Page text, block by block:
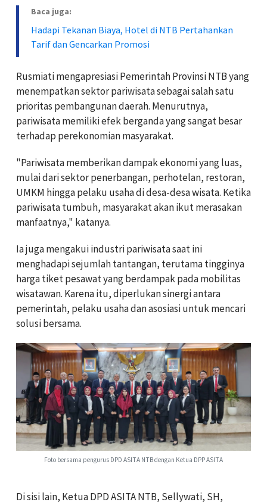
Baca juga:
Hadapi Tekanan Biaya, Hotel di NTB Pertahankan
Tarif dan Gencarkan Promosi
Rusmiati mengapresiasi Pemerintah Provinsi NTB yang
menempatkan sektor pariwisata sebagai salah satu
prioritas pembangunan daerah. Menurutnya,
pariwisata memiliki efek berganda yang sangat besar
terhadap perekonomian masyarakat.
"Pariwisata memberikan dampak ekonomi yang luas,
mulai dari sektor penerbangan, perhotelan, restoran,
UMKM hingga pelaku usaha di desa-desa wisata. Ketika
pariwisata tumbuh, masyarakat akan ikut merasakan
manfaatnya," katanya.
Ia juga mengakui industri pariwisata saat ini
menghadapi sejumlah tantangan, terutama tingginya
harga tiket pesawat yang berdampak pada mobilitas
wisatawan. Karena itu, diperlukan sinergi antara
pemerintah, pelaku usaha dan asosiasi untuk mencari
solusi bersama.
Foto bersama pengurus DPD ASITA NTB dengan Ketua DPP ASITA
Di sisi lain, Ketua DPD ASITA NTB, Sellywati, SH,